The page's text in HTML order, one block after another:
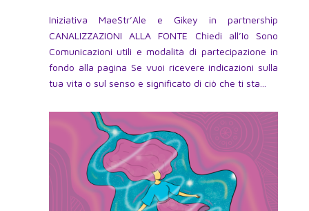
Iniziativa MaeStr’Ale e Gikey in partnership
CANALIZZAZIONI ALLA FONTE Chiedi all’Io Sono
Comunicazioni utili e modalità di partecipazione in
fondo alla pagina Se vuoi ricevere indicazioni sulla
tua vita o sul senso e significato di ciò che ti sta...